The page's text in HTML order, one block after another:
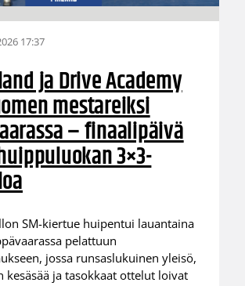
17:37
ja Drive Academy
mestareiksi
– finaalipäivä
3×3-
SM-kiertue huipentui lauantaina
pelattuun
jossa runsaslukuinen yleisö,
kesäsää ja tasokkaat ottelut loivat